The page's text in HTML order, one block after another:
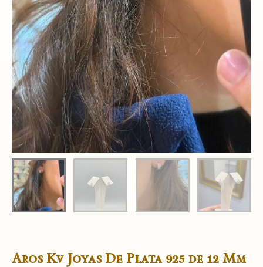
Aros Kv Joyas De Plata 925 de 12 Mm